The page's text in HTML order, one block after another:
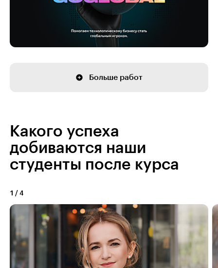
Больше работ
Какого успеха
добиваются наши
студенты после курса
1 / 4